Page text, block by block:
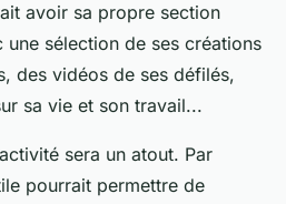
avoir sa propre section
sélection de ses créations
des vidéos de ses défilés,
sa vie et son travail...
sera un atout. Par
pourrait permettre de